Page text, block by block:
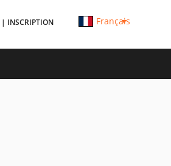
| INSCRIPTION Français